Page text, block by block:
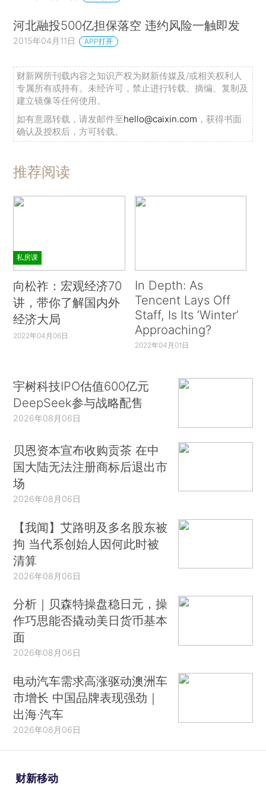
河北融投500亿担保落空 违约风险一触即发
2015年04月11日 APP打开
财新网所刊载内容之知识产权为财新传媒及/或相关权利人
专属所有或持有。未经许可，禁止进行转载、摘编、复制及
建立镜像等任何使用。
如有意愿转载，请发邮件至hello@caixin.com ，获得书面
确认及授权后，方可转载。
推荐阅读
私房课
向松祚：宏观经济70
讲，带你了解国内外
经济大局
2022年04月06日
In Depth: As
Tencent Lays Off
Staff, Is Its ‘Winter’
Approaching?
2022年04月01日
宇树科技IPO估值600亿元
DeepSeek参与战略配售
2026年08月06日
贝恩资本宣布收购贡茶 在中
国大陆无法注册商标后退出市
场
2026年08月06日
【我闻】艾路明及多名股东被
拘 当代系创始人因何此时被
清算
2026年08月06日
分析｜贝森特操盘稳日元，操
作巧思能否撬动美日货币基本
面
2026年08月06日
电动汽车需求高涨驱动澳洲车
市增长 中国品牌表现强劲｜
出海·汽车
2026年08月06日
财新移动